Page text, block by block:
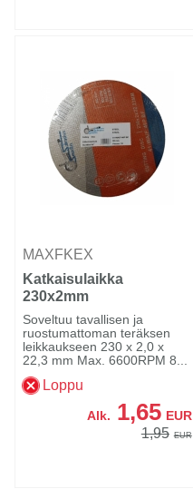
MAXFKEX
Katkaisulaikka
230x2mm
Soveltuu tavallisen ja
ruostumattoman teräksen
leikkaukseen 230 x 2,0 x
22,3 mm Max. 6600RPM 8...
Loppu
Alk. 1,65 EUR
1,95 EUR